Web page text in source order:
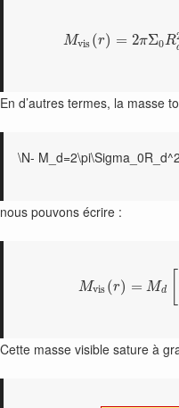
Mvis (r) = 2πΣ0R
En d’autres termes, la masse
\N-
nous pouvons écrire :
Mvis (r) = Md
Cette masse visible sature à